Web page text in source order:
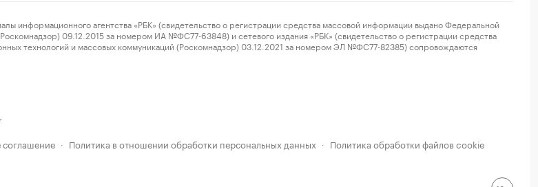
агентства «РБК» (свидетельство о регистрации средства массовой информации выдано Федеральной
09.12.2015 за номером ИА №ФС77-63848) и сетевого издания «РБК» (свидетельство о регистрации средства
технологий и массовых коммуникаций (Роскомнадзор) 03.12.2021 за номером ЭЛ №ФС77-82385) сопровождаются
соглашение · Политика в отношении обработки персональных данных · Политика обработки файлов cookie